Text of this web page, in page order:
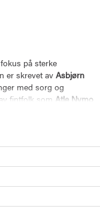
på sterke
er skrevet av Asbjørn
med sorg og
fintfolk som Atle Nymo
og annen åpen,